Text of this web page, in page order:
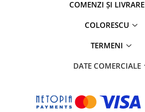
COMENZI ȘI LIVRARE
COLORESCU
TERMENI
DATE COMERCIALE